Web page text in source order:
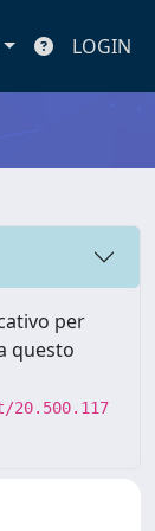
LOGIN
per
questo